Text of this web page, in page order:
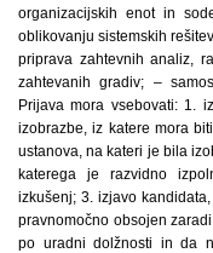
organizacijskih enot in
oblikovanju sistemskih
priprava zahtevnih analiz,
zahtevanih gradiv; –
Prijava mora vsebovati: 1.
izobrazbe, iz katere mora
ustanova, na kateri je bila
katerega je razvidno
izkušenj; 3. izjavo
pravnomočno obsojen
po uradni dolžnosti in da